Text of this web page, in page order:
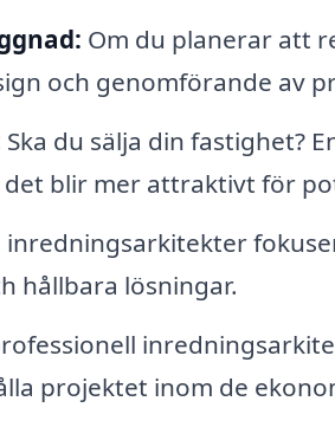
Om du planerar att
och genomförande av
Ska du sälja din fastighet?
blir mer attraktivt för
inredningsarkitekter
hållbara lösningar.
projektet inom de